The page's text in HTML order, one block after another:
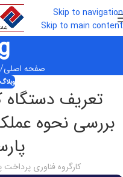
Skip to navigation
Skip to main content
صفحه اصلی
تعریف
بررسی نحوه
کارگروه فناوری پرداخت